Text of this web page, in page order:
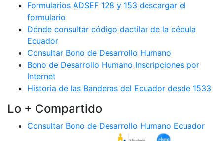
Formularios ADSEF 128 y 153 descargar el
formulario
Dónde consultar código dactilar de la cédula
Ecuador
Consultar Bono de Desarrollo Humano
Bono de Desarrollo Humano Inscripciones por
Internet
Historia de las Banderas del Ecuador desde 1533
Lo + Compartido
Consultar Bono de Desarrollo Humano Ecuador